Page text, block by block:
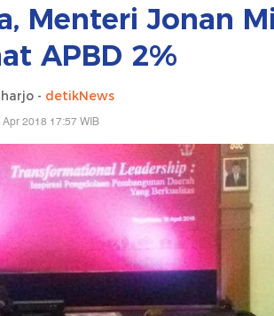
Menteri Jonan
APBD 2%
- detikNews
2018 17:57 WIB